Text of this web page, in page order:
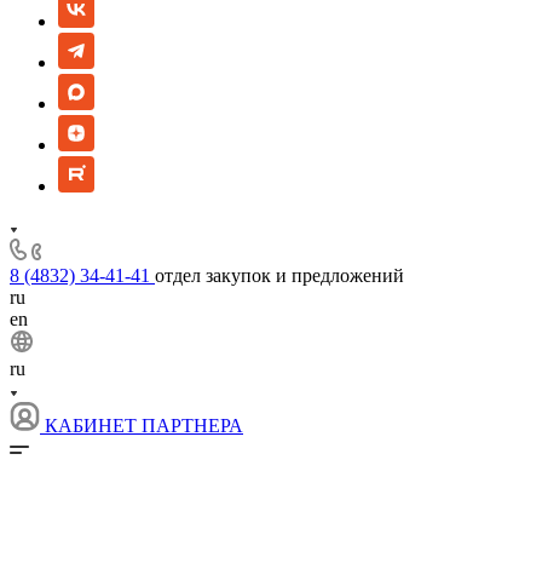
8 (4832) 34-41-41 отдел закупок и предложений
ru
en
ru
КАБИНЕТ ПАРТНЕРА